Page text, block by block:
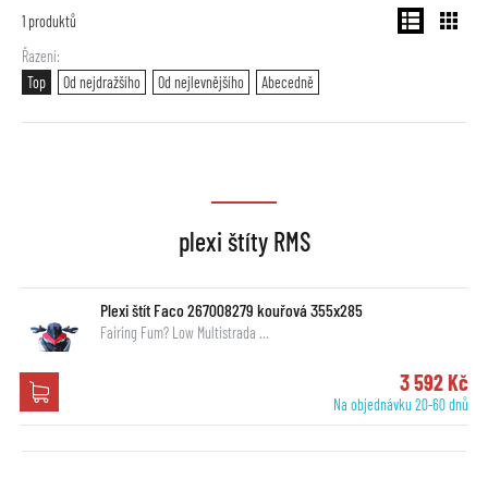
1 produktů
Řazení
Top
Od nejdražšího Od nejlevnějšího Abecedně
plexi štíty RMS
Plexi štít Faco 267008279 kouřová 355x285
Fairing Fum? Low Multistrada …
3 592 Kč
Na objednávku 20-60 dnů